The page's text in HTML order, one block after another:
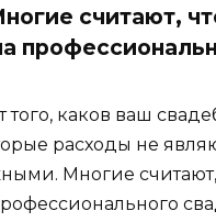
считают,
того, каков ваш
расходы не
Многие считают,